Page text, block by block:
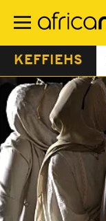
contenu
KEFFIEHS